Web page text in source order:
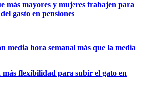
más mayores y mujeres trabajen para
gasto en pensiones
media hora semanal más que la media
más flexibilidad para subir el gato en